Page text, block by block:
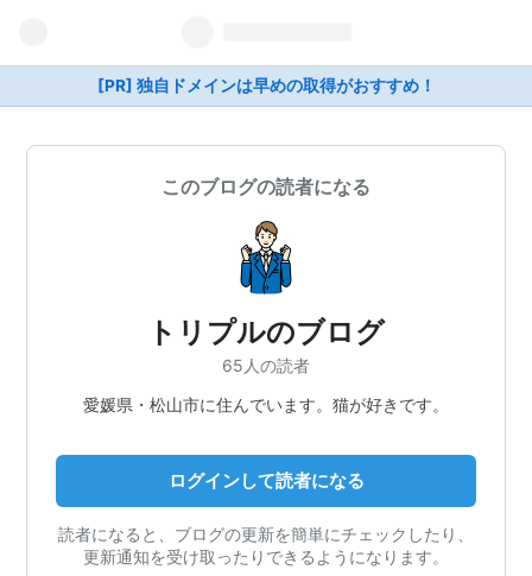
[PR] 独自ドメインは早めの取得がおすすめ！
このブログの読者になる
トリプルのブログ
65人の読者
愛媛県・松山市に住んでいます。猫が好きです。
ログインして読者になる
読者になると、ブログの更新を簡単にチェックしたり、
更新通知を受け取ったりできるようになります。